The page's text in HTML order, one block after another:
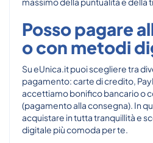
Posso pagare
o con metodi
Su eUnica.it puoi scegliere tra
pagamento: carte di credito,
accettiamo bonifico bancario o
(pagamento alla consegna). In
acquistare in tutta tranquillità e
digitale più comoda per te.